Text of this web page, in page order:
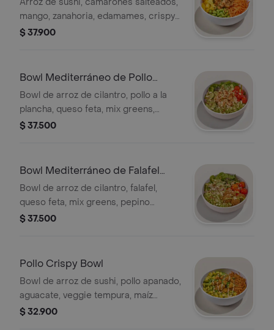
mango, zanahoria, edamames, crispy
wontons, furikake, salsa Korean BBQ.
$ 37.900
Bowl Mediterráneo de Pollo
(nueva receta
Bowl de arroz de cilantro, pollo a la
plancha, queso feta, mix greens,
pepino europeo, tomates confitados,
$ 37.500
Bowl Mediterráneo de Falafel
(nueva rece
Bowl de arroz de cilantro, falafel,
queso feta, mix greens, pepino
europeo, tomates confitados, cebolla
$ 37.500
Pollo Crispy Bowl
Bowl de arroz de sushi, pollo apanado,
aguacate, veggie tempura, maíz
tierno, cebollín, chipotle mayo y
$ 32.900